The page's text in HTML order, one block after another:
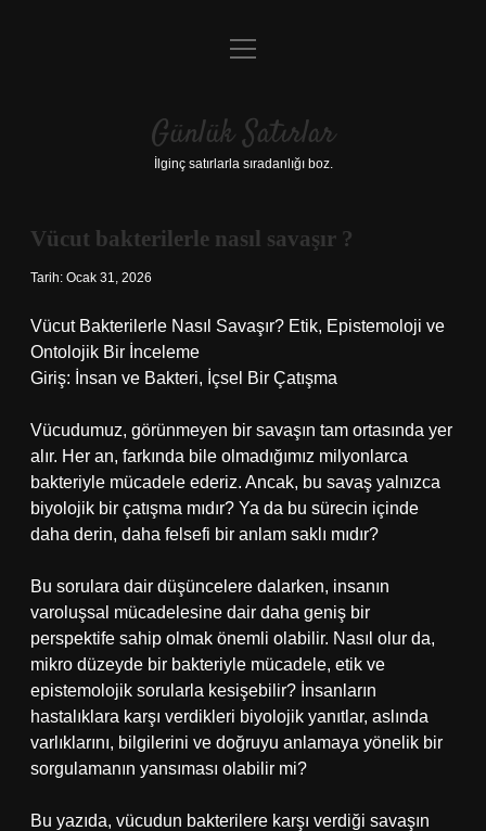
Anasayfa
Yasal Uyarı
menüyü
Günlük Satırlar
İlginç satırlarla sıradanlığı boz.
Vücut bakterilerle nasıl savaşır ?
Tarih: Ocak 31, 2026
Vücut Bakterilerle Nasıl Savaşır? Etik, Epistemoloji ve
Ontolojik Bir İnceleme
Giriş: İnsan ve Bakteri, İçsel Bir Çatışma
Vücudumuz, görünmeyen bir savaşın tam ortasında yer
alır. Her an, farkında bile olmadığımız milyonlarca
bakteriyle mücadele ederiz. Ancak, bu savaş yalnızca
biyolojik bir çatışma mıdır? Ya da bu sürecin içinde
daha derin, daha felsefi bir anlam saklı mıdır?
Bu sorulara dair düşüncelere dalarken, insanın
varoluşsal mücadelesine dair daha geniş bir
perspektife sahip olmak önemli olabilir. Nasıl olur da,
mikro düzeyde bir bakteriyle mücadele, etik ve
epistemolojik sorularla kesişebilir? İnsanların
hastalıklara karşı verdikleri biyolojik yanıtlar, aslında
varlıklarını, bilgilerini ve doğruyu anlamaya yönelik bir
sorgulamanın yansıması olabilir mi?
Bu yazıda, vücudun bakterilere karşı verdiği savaşın